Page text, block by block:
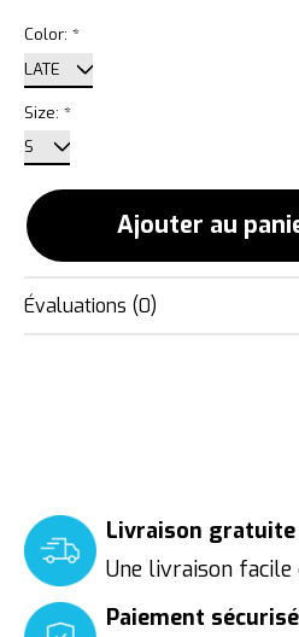
Color: *
Size: *
Ajouter au
Évaluations (0)
Livraison gratuite
Une livraison
Paiement sécurisé